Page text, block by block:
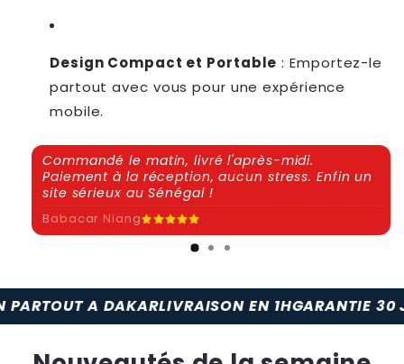
Design Compact et Portable : Emportez-le
partout avec vous pour une expérience
mobile.
Commandé le matin, livré l'après-midi.
Paiement à la réception, aucun stress. Enfin un
site sérieux au Sénégal !
Babacar Niang
LIVRAISON EN 1HGARANTIE 30 JOURS